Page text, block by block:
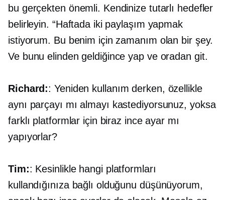
bu gerçekten önemli. Kendinize tutarlı hedefler
belirleyin. “Haftada iki paylaşım yapmak
istiyorum. Bu benim için zamanım olan bir şey.
Ve bunu elinden geldiğince yap ve oradan git.
Richard:: Yeniden kullanım derken, özellikle
aynı parçayı mı almayı kastediyorsunuz, yoksa
farklı platformlar için biraz ince ayar mı
yapıyorlar?
Tim:: Kesinlikle hangi platformları
kullandığınıza bağlı olduğunu düşünüyorum,